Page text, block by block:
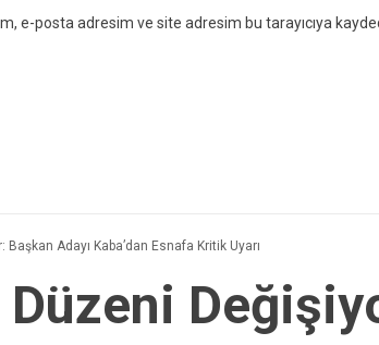
e-posta adresim ve site adresim bu tarayıcıya
Adayı Kaba’dan Esnafa Kritik Uyarı